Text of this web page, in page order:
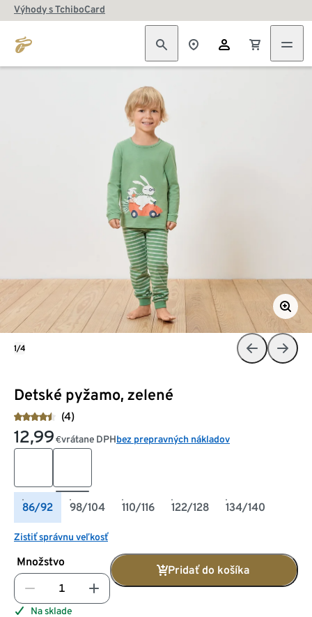
Výhody s TchiboCard
Detské pyžamo, zelené
(4)
12,99 €vrátane DPHbez prepravných nákladov
86/92 98/104 110/116 122/128 134/140
Zistiť správnu veľkosť
Množstvo
Pridať do košíka
Na sklade
1/4